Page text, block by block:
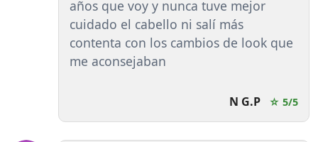
años que voy y nunca tuve mejor
cuidado el cabello ni salí más
contenta con los cambios de look que
me aconsejaban
N G.P ☆ 5/5